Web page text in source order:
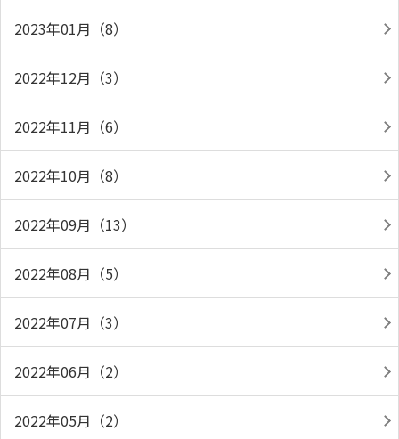
2023年01月（8）
2022年12月（3）
2022年11月（6）
2022年10月（8）
2022年09月（13）
2022年08月（5）
2022年07月（3）
2022年06月（2）
2022年05月（2）